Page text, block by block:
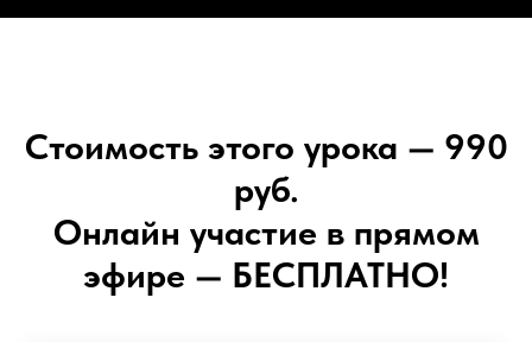
Стоимость этого урока — 990
руб.
Онлайн участие в прямом
эфире — БЕСПЛАТНО!